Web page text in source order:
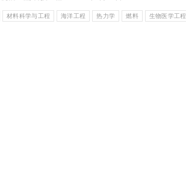
材料科学与工程 海洋工程 热力学 燃料 生物医学工程